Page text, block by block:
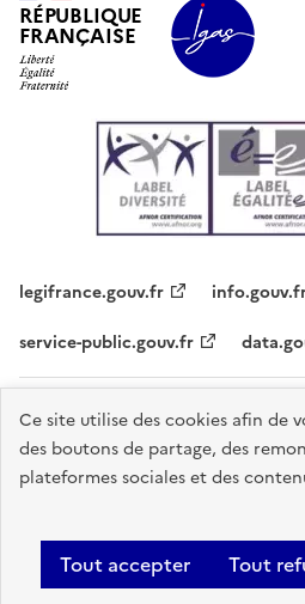
Ce site utilise des cookies afin de
des boutons de partage, des
plateformes sociales et des
Tout accepter Tout
RÉPUBLIQUE
FRANÇAISE
legifrance.gouv.fr
service-public.gouv.fr
Plan du site Contacts
Accessibilité -
Mentions légales
Données personnelles